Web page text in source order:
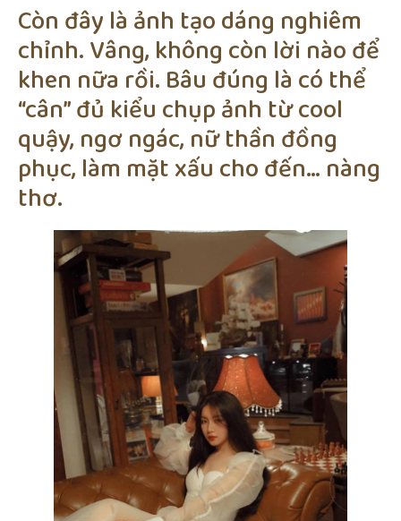
Còn đây là ảnh tạo dáng nghiêm
chỉnh. Vâng, không còn lời nào để
khen nữa rồi. Bâu đúng là có thể
“cân” đủ kiểu chụp ảnh từ cool
quậy, ngơ ngác, nữ thần đồng
phục, làm mặt xấu cho đến… nàng
thơ.